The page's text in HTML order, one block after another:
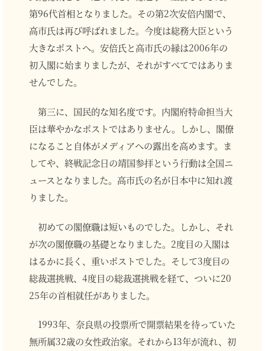
第96代首相となりました。その第2次安倍内閣で、
高市氏は再び呼ばれました。今度は総務大臣という
大きなポストへ。安倍氏と高市氏の縁は2006年の
初入閣に始まりましたが、それがすべてではありま
せんでした。
第三に、国民的な知名度です。内閣府特命担当大
臣は華やかなポストではありません。しかし、閣僚
になること自体がメディアへの露出を高めます。ま
してや、終戦記念日の靖国参拝という行動は全国ニ
ュースとなりました。高市氏の名が日本中に知れ渡
りました。
初めての閣僚職は短いものでした。しかし、それ
が次の閣僚職の基礎となりました。2度目の入閣は
はるかに長く、重いポストでした。そして3度目の
総裁選挑戦、4度目の総裁選挑戦を経て、ついに20
25年の首相就任がありました。
1993年、奈良県の投票所で開票結果を待っていた
無所属32歳の女性政治家。それから13年が流れ、初